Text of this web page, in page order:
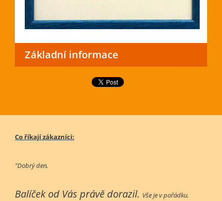
Základní informace
Co říkají zákazníci:
"Dobrý den,
Balíček od Vás právě dorazil. Vše je v pořádku.